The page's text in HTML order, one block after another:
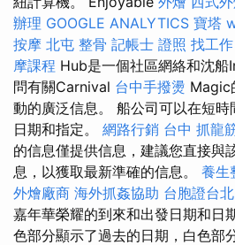
辦理 GOOGLE ANALYTICS 寶塔
按摩 北屯 整骨 記帳士 證照 找工作
摩課程 Hub是一個社區網絡和沈
問有關Carnival 台中手撥燙 Magic
動的廣泛信息。 船公司可以在短時
日期和指定。 網路行銷 台中 抓龍
的信息僅提供信息，建議您直接與
息，以獲取最新準確的信息。 養生
外燴廠商 海外抓姦協助 台胞證台北
嘉年華榮耀的到來和出發日期和日
色部分顯示了過去的日期，白色部